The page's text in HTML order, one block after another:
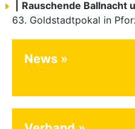
Rauschende Ballnacht
63. Goldstadtpokal in
News